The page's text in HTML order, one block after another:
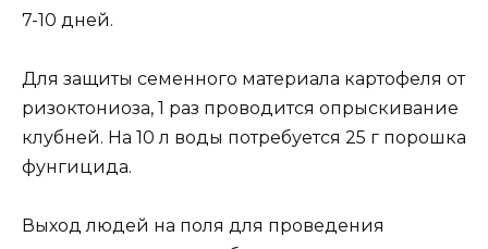
7-10 дней.
Для защиты семенного материала картофеля от
ризоктониоза, 1 раз проводится опрыскивание
клубней. На 10 л воды потребуется 25 г порошка
фунгицида.
Выход людей на поля для проведения